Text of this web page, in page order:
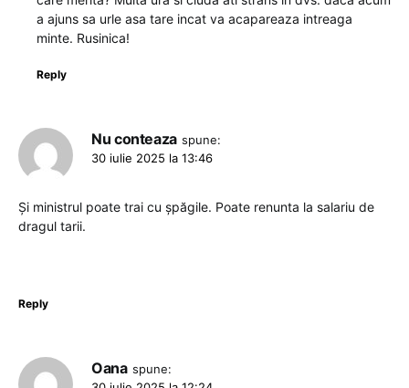
a ajuns sa urle asa tare incat va acapareaza intreaga
minte. Rusinica!
Reply
Nu conteaza spune:
30 iulie 2025 la 13:46
Și ministrul poate trai cu șpăgile. Poate renunta la salariu de
dragul tarii.
Reply
Oana spune: